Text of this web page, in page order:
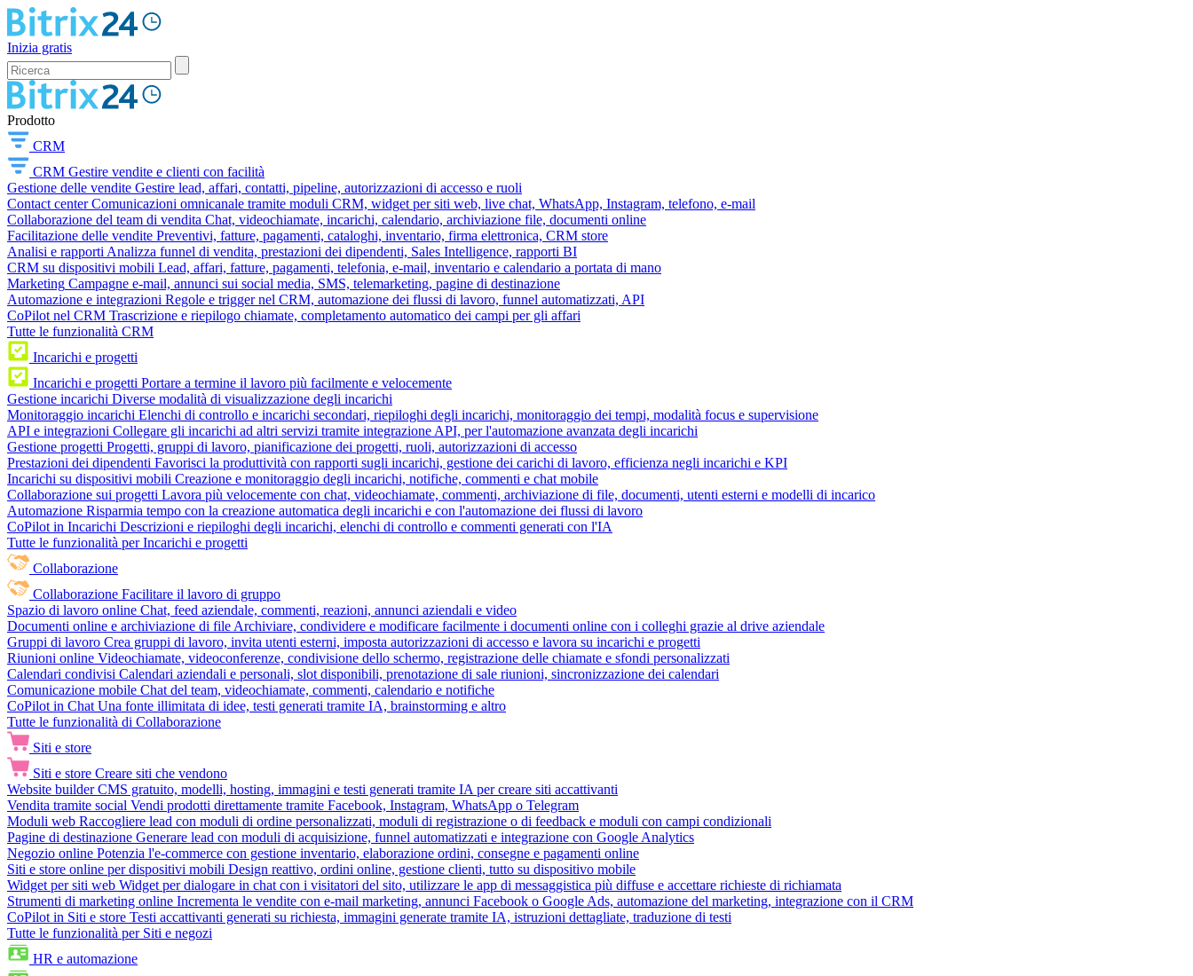
Inizia gratis
Prodotto
CRM
CRM Gestire vendite e clienti con facilità
Gestione delle vendite Gestire lead, affari, contatti, pipeline, autorizzazioni di accesso e ruoli
Contact center Comunicazioni omnicanale tramite moduli CRM, widget per siti web, live chat, WhatsApp, Instagram, telefono, e-mail
Collaborazione del team di vendita Chat, videochiamate, incarichi, calendario, archiviazione file, documenti online
Facilitazione delle vendite Preventivi, fatture, pagamenti, cataloghi, inventario, firma elettronica, CRM store
Analisi e rapporti Analizza funnel di vendita, prestazioni dei dipendenti, Sales Intelligence, rapporti BI
CRM su dispositivi mobili Lead, affari, fatture, pagamenti, telefonia, e-mail, inventario e calendario a portata di mano
Marketing Campagne e-mail, annunci sui social media, SMS, telemarketing, pagine di destinazione
Automazione e integrazioni Regole e trigger nel CRM, automazione dei flussi di lavoro, funnel automatizzati, API
CoPilot nel CRM Trascrizione e riepilogo chiamate, completamento automatico dei campi per gli affari
Tutte le funzionalità CRM
Incarichi e progetti
Incarichi e progetti Portare a termine il lavoro più facilmente e velocemente
Gestione incarichi Diverse modalità di visualizzazione degli incarichi
Monitoraggio incarichi Elenchi di controllo e incarichi secondari, riepiloghi degli incarichi, monitoraggio dei tempi, modalità focus e supervisione
API e integrazioni Collegare gli incarichi ad altri servizi tramite integrazione API, per l'automazione avanzata degli incarichi
Gestione progetti Progetti, gruppi di lavoro, pianificazione dei progetti, ruoli, autorizzazioni di accesso
Prestazioni dei dipendenti Favorisci la produttività con rapporti sugli incarichi, gestione dei carichi di lavoro, efficienza negli incarichi e KPI
Incarichi su dispositivi mobili Creazione e monitoraggio degli incarichi, notifiche, commenti e chat mobile
Collaborazione sui progetti Lavora più velocemente con chat, videochiamate, commenti, archiviazione di file, documenti, utenti esterni e modelli di incarico
Automazione Risparmia tempo con la creazione automatica degli incarichi e con l'automazione dei flussi di lavoro
CoPilot in Incarichi Descrizioni e riepiloghi degli incarichi, elenchi di controllo e commenti generati con l'IA
Tutte le funzionalità per Incarichi e progetti
Collaborazione
Collaborazione Facilitare il lavoro di gruppo
Spazio di lavoro online Chat, feed aziendale, commenti, reazioni, annunci aziendali e video
Documenti online e archiviazione di file Archiviare, condividere e modificare facilmente i documenti online con i colleghi grazie al drive aziendale
Gruppi di lavoro Crea gruppi di lavoro, invita utenti esterni, imposta autorizzazioni di accesso e lavora su incarichi e progetti
Riunioni online Videochiamate, videoconferenze, condivisione dello schermo, registrazione delle chiamate e sfondi personalizzati
Calendari condivisi Calendari aziendali e personali, slot disponibili, prenotazione di sale riunioni, sincronizzazione dei calendari
Comunicazione mobile Chat del team, videochiamate, commenti, calendario e notifiche
CoPilot in Chat Una fonte illimitata di idee, testi generati tramite IA, brainstorming e altro
Tutte le funzionalità di Collaborazione
Siti e store
Siti e store Creare siti che vendono
Website builder CMS gratuito, modelli, hosting, immagini e testi generati tramite IA per creare siti accattivanti
Vendita tramite social Vendi prodotti direttamente tramite Facebook, Instagram, WhatsApp o Telegram
Moduli web Raccogliere lead con moduli di ordine personalizzati, moduli di registrazione o di feedback e moduli con campi condizionali
Pagine di destinazione Generare lead con moduli di acquisizione, funnel automatizzati e integrazione con Google Analytics
Negozio online Potenzia l'e-commerce con gestione inventario, elaborazione ordini, consegne e pagamenti online
Siti e store online per dispositivi mobili Design reattivo, ordini online, gestione clienti, tutto su dispositivo mobile
Widget per siti web Widget per dialogare in chat con i visitatori del sito, utilizzare le app di messaggistica più diffuse e accettare richieste di richiamata
Strumenti di marketing online Incrementa le vendite con e-mail marketing, annunci Facebook o Google Ads, automazione del marketing, integrazione con il CRM
CoPilot in Siti e store Testi accattivanti generati su richiesta, immagini generate tramite IA, istruzioni dettagliate, traduzione di testi
Tutte le funzionalità per Siti e negozi
HR e automazione